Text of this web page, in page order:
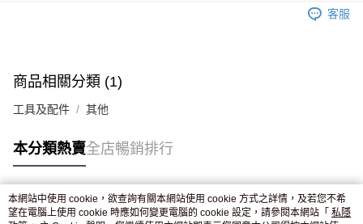
付款後門市自取，訂單確認後2-4個工作天到店，7天內取。逾期後
客服
商品相關分類 (1)
工具及配件 其他
本分類熱賣全店暢銷排行
熱門標籤
本網站中使用 cookie，欲查詢有關本網站使用 cookie 方式之詳情，及若您不希
望在電腦上使用 cookie 時應如何變更電腦的 cookie 設定，請參閱本網站「 私隱